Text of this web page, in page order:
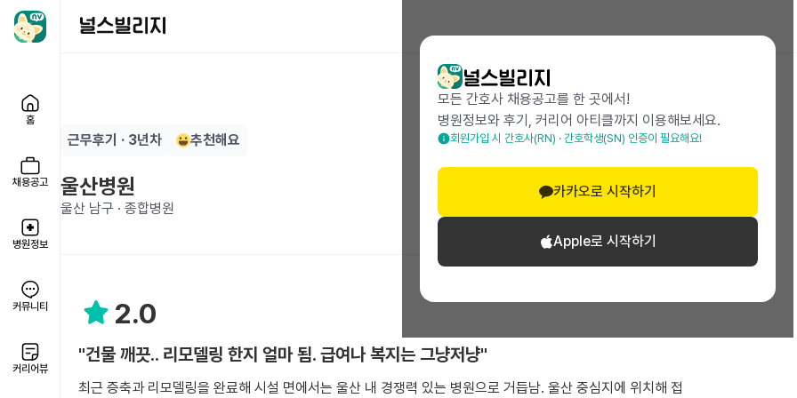
홈
채용공고
병원정보
커뮤니티
커리어뷰
근무후기 · 3년차 추천해요 24.01 작성
울산병원
울산 남구 · 종합병원
2.0
"건물 깨끗.. 리모델링 한지 얼마 됨. 급여나 복지는 그냥저냥"
최근 증축과 리모델링을 완료해 시설 면에서는 울산 내 경쟁력 있는 병원으로 거듭남. 울산 중심지에 위치해 접
모든 간호사 채용공고를 한 곳에서!
병원정보와 후기, 커리어 아티클까지 이용해보세요.
회원가입 시 간호사(RN) · 간호학생(SN) 인증이 필요해요!
카카오로 시작하기
Apple로 시작하기